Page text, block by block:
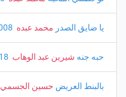
يا ضايق الصدر محمد عبده
حبه جنه شيرين عبد الوهاب
بالبنط العريض حسين الجسمي